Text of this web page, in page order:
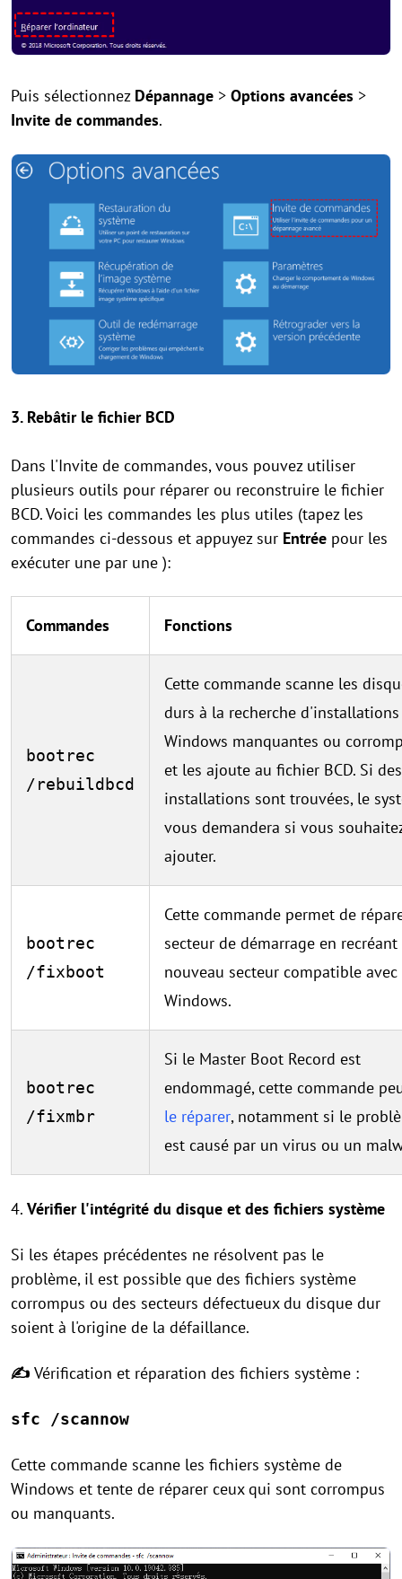
Puis sélectionnez Dépannage > Options avancées >
Invite de commandes.
3. Rebâtir le fichier BCD
Dans l'Invite de commandes, vous pouvez utiliser
plusieurs outils pour réparer ou reconstruire le fichier
BCD. Voici les commandes les plus utiles (tapez les
commandes ci-dessous et appuyez sur Entrée pour les
exécuter une par une ):
Commandes Fonctions
bootrec
/rebuildbcd
Cette commande scanne les
durs à la recherche d'installations
Windows manquantes ou
et les ajoute au fichier BCD. Si des
installations sont trouvées, le
vous demandera si vous
ajouter.
bootrec
/fixboot
Cette commande permet de
secteur de démarrage en
nouveau secteur compatible avec
Windows.
bootrec
/fixmbr
Si le Master Boot Record est
endommagé, cette commande
le réparer, notamment si le
est causé par un virus ou un
4. Vérifier l'intégrité du disque et des fichiers système
Si les étapes précédentes ne résolvent pas le
problème, il est possible que des fichiers système
corrompus ou des secteurs défectueux du disque dur
soient à l'origine de la défaillance.
✍ Vérification et réparation des fichiers système :
sfc /scannow
Cette commande scanne les fichiers système de
Windows et tente de réparer ceux qui sont corrompus
ou manquants.